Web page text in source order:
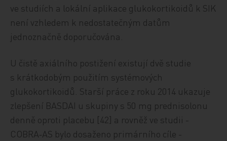
ve studiích a lokální aplikace glukokortikoidů k SIK
není vzhledem k nedostatečným datům
jednoznačně doporučována.
U čistě axiálního postižení existují dvě studie
s krátkodobým použitím systémových
glukokortikoidů. Starší práce z roku 2014 ukazuje
zlepšení BASDAI u skupiny s 50 mg prednisolonu
denně oproti placebu [42] a rovněž ve studii ­
COBRA‑AS bylo dosaženo primárního cíle ­